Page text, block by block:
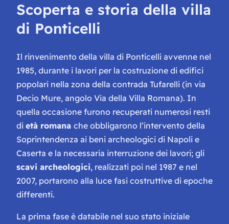
Scoperta e storia della villa
di Ponticelli
Il rinvenimento della villa di Ponticelli avvenne nel
1985, durante i lavori per la costruzione di edifici
popolari nella zona della contrada Tufarelli (in via
Decio Mure, angolo Via della Villa Romana). In
quella occasione furono recuperati numerosi resti
di età romana che obbligarono l’intervento della
Soprintendenza ai beni archeologici di Napoli e
Caserta e la necessaria interruzione dei lavori; gli
scavi archeologici, realizzati poi nel 1987 e nel
2007, portarono alla luce fasi costruttive di epoche
differenti.
La prima fase è databile nel suo stato iniziale